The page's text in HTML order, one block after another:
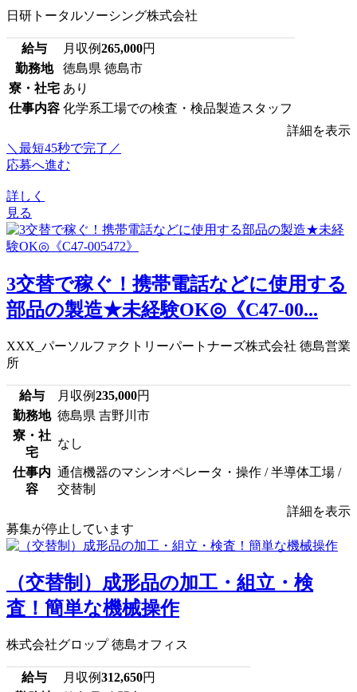
日研トータルソーシング株式会社
給与 月収例265,000円
勤務地
徳島県 徳島市
寮・社宅 あり
仕事内容 化学系工場での検査・検品製造スタッフ
詳細を表示
＼最短45秒で完了／
応募へ進む
詳しく
見る
3交替で稼ぐ！携帯電話などに使用する
部品の製造★未経験OK◎《C47-00...
XXX_パーソルファクトリーパートナーズ株式会社 徳島営業
所
給与 月収例235,000円
勤務地 徳島県 吉野川市
寮・社
宅
なし
仕事内
容
通信機器のマシンオペレータ・操作 / 半導体工場 /
交替制
詳細を表示
募集が停止しています
（交替制）成形品の加工・組立・検
査！簡単な機械操作
株式会社グロップ 徳島オフィス
給与 月収例312,650円